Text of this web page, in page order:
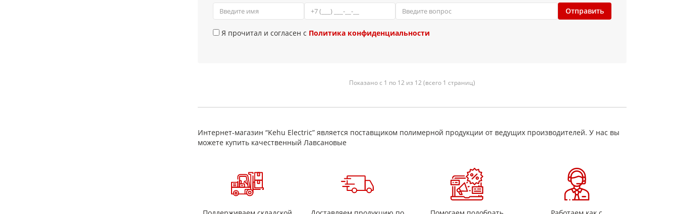
Отправить
Я прочитал и согласен с Политика конфиденциальности
Показано с 1 по 12 из 12 (всего 1 страниц)
Интернет-магазин “Kehu Electric” является поставщиком полимерной продукции от ведущих производителей. У нас вы
можете купить качественный Лавсановые